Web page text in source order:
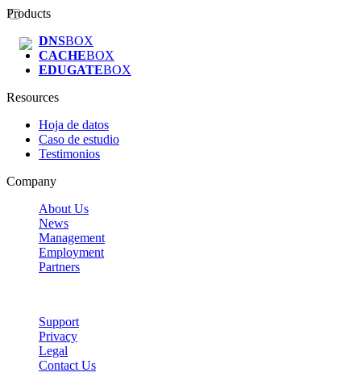
Products
DNSBOX
CACHEBOX
EDUGATEBOX
Resources
Hoja de datos
Caso de estudio
Testimonios
Company
About Us
News
Management
Employment
Partners
Support
Privacy
Legal
Contact Us